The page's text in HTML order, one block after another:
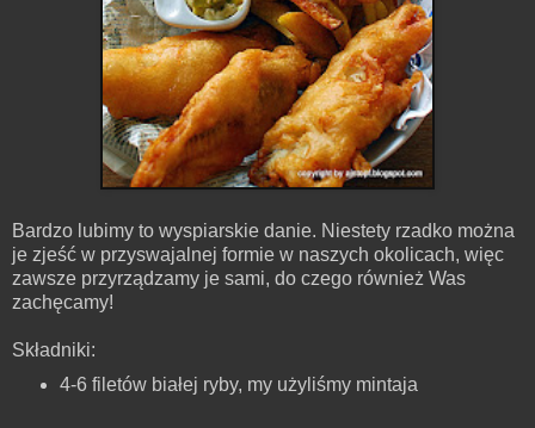
Bardzo lubimy to wyspiarskie danie. Niestety rzadko można
je zjeść w przyswajalnej formie w naszych okolicach, więc
zawsze przyrządzamy je sami, do czego również Was
zachęcamy!
Składniki:
4-6 filetów białej ryby, my użyliśmy mintaja